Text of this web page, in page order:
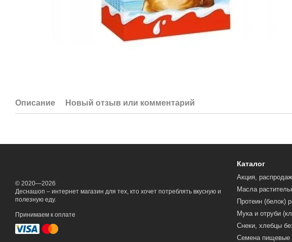
Описание Новый отзыв или комментарий
© 2020—2026
Деснашоп – интернет магазин для тех, кто хочет потреблять вкусную и
полезную еду.
Принимаем к оплате
Каталог
Акция,
Масла
Протеин (белок)
Мука и отруби
Снеки, хлебцы
Семена пищевые